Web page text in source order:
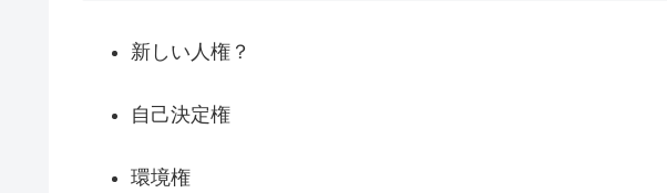
新しい人権？
自己決定権
環境権